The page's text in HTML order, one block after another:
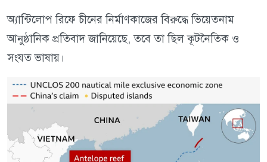
অ্যান্টিলোপ রিফে চীনের নির্মাণকাজের বিরুদ্ধে ভিয়েতনাম
আনুষ্ঠানিক প্রতিবাদ জানিয়েছে, তবে তা ছিল কূটনৈতিক ও
সংযত ভাষায়।